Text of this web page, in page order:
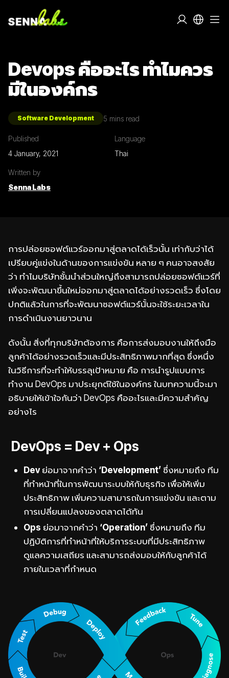
Devops คืออะไร ทำไมควร
มีในองค์กร
Software Development 5 mins read
Published
4 January, 2021
Language
Thai
Written by
Senna Labs
การปล่อยซอฟต์แวร์ออกมาสู่ตลาดได้เร็วนั้น เท่ากับว่าได้
เปรียบคู่แข่งในด้านของการแข่งขัน หลาย ๆ คนอาจสงสัย
ว่า ทำไมบริษัทชั้นนำส่วนใหญ่ถึงสามารถปล่อยซอฟต์แวร์ที่
เพิ่งจะพัฒนาขึ้นใหม่ออกมาสู่ตลาดได้อย่างรวดเร็ว ซึ่งโดย
ปกติแล้วในการที่จะพัฒนาซอฟต์แวร์นั้นจะใช้ระยะเวลาใน
การดำเนินงานยาวนาน
ดังนั้น สิ่งที่ทุกบริษัทต้องการ คือการส่งมอบงานให้ถึงมือ
ลูกค้าได้อย่างรวดเร็วและมีประสิทธิภาพมากที่สุด ซึ่งหนึ่ง
ในวิธีการที่จะทำให้บรรลุเป้าหมาย คือ การนำรูปแบบการ
ทำงาน DevOps มาประยุกต์ใช้ในองค์กร ในบทความนี้จะมา
อธิบายให้เข้าใจกันว่า DevOps คืออะไรและมีความสำคัญ
อย่างไร
DevOps = Dev + Ops
Devย่อมาจากคำว่า ‘Development’ซึ่งหมายถึง ทีม
ที่ทำหน้าที่ในการพัฒนาระบบให้กับธุรกิจ เพื่อให้เพิ่ม
ประสิทธิภาพ เพิ่มความสามารถในการแข่งขัน และตาม
การเปลี่ยนแปลงของตลาดได้ทัน
Ops ย่อมาจากคำว่า ‘Operation’ซึ่งหมายถึง ทีม
ปฏิบัติการที่ทำหน้าที่ให้บริการระบบที่มีประสิทธิภาพ
ดูแลความเสถียร และสามารถส่งมอบให้กับลูกค้าได้
ภายในเวลาที่กำหนด